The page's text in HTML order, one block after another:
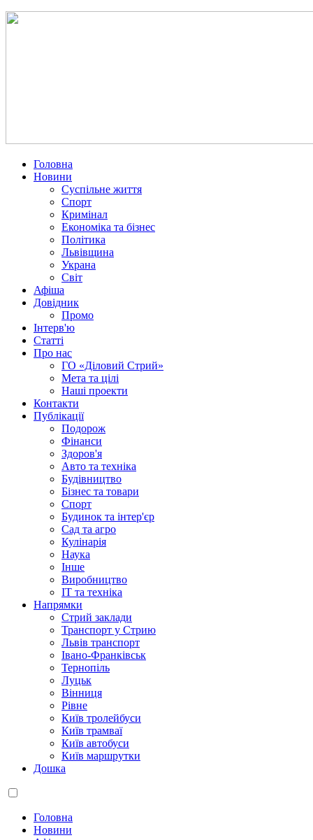
Головна
Новини
Суспільне життя
Спорт
Кримінал
Економіка та бізнес
Політика
Львівщина
Украна
Світ
Афіша
Довідник
Промо
Інтерв'ю
Статті
Про нас
ГО «Діловий Стрий»
Мета та цілі
Наші проекти
Контакти
Публікації
Подорож
Фінанси
Здоров'я
Авто та техніка
Будівництво
Бізнес та товари
Спорт
Будинок та інтер'єр
Сад та агро
Кулінарія
Наука
Інше
Виробництво
IT та техніка
Напрямки
Стрий заклади
Транспорт у Стрию
Львів транспорт
Івано-Франківськ
Тернопіль
Луцьк
Вінниця
Рівне
Київ тролейбуси
Київ трамваї
Київ автобуси
Київ маршрутки
Дошка
Головна
Новини